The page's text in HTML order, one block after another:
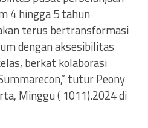
4 hingga 5 tahun
terus bertransformasi
dengan aksesibilitas
berkat kolaborasi
tutur Peony
Minggu ( 1011).2024 di